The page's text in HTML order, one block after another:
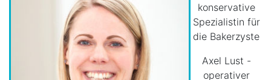
konservative
Spezialistin für
die Bakerzyste
Axel Lust -
operativer